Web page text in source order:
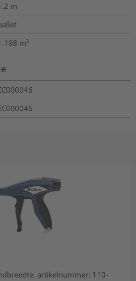
m
m³
artikelnummer: 110-